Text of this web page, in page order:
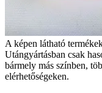
A képen látható
Utángyártásban csak
bármely más színben,
elérhetőségeken.